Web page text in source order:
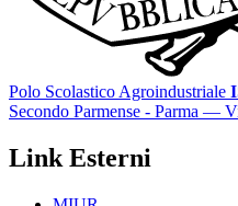
Polo Scolastico Agroindustriale
Secondo Parmense - Parma —
Link Esterni